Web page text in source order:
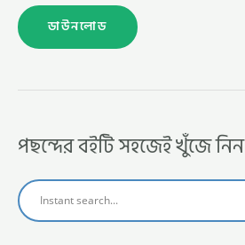
ডাউনলোড
পছন্দের বইটি সহজেই খুঁজে নিন